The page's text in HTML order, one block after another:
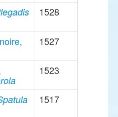
1528
1527
1523
1517